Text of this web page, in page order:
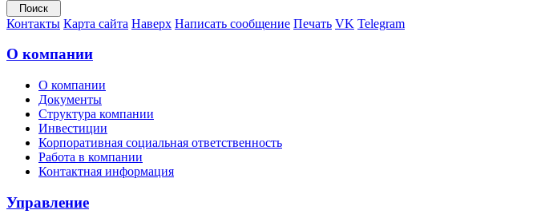
Контакты Карта сайта Наверх Написать сообщение Печать VK Telegram
О компании
О компании
Документы
Структура компании
Инвестиции
Корпоративная социальная ответственность
Работа в компании
Контактная информация
Управление